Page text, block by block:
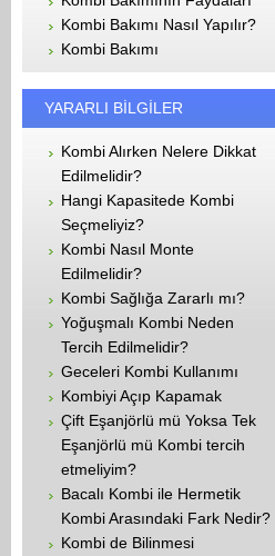
Kombi Bakımı Nasıl Yapılır?
Kombi Bakımı
YARARLI BİLGİLER
Kombi Alırken Nelere Dikkat
Edilmelidir?
Hangi Kapasitede Kombi
Seçmeliyiz?
Kombi Nasıl Monte
Edilmelidir?
Kombi Sağlığa Zararlı mı?
Yoğuşmalı Kombi Neden
Tercih Edilmelidir?
Geceleri Kombi Kullanımı
Kombiyi Açıp Kapamak
Çift Eşanjörlü mü Yoksa Tek
Eşanjörlü mü Kombi tercih
etmeliyim?
Bacalı Kombi ile Hermetik
Kombi Arasındaki Fark Nedir?
Kombi de Bilinmesi